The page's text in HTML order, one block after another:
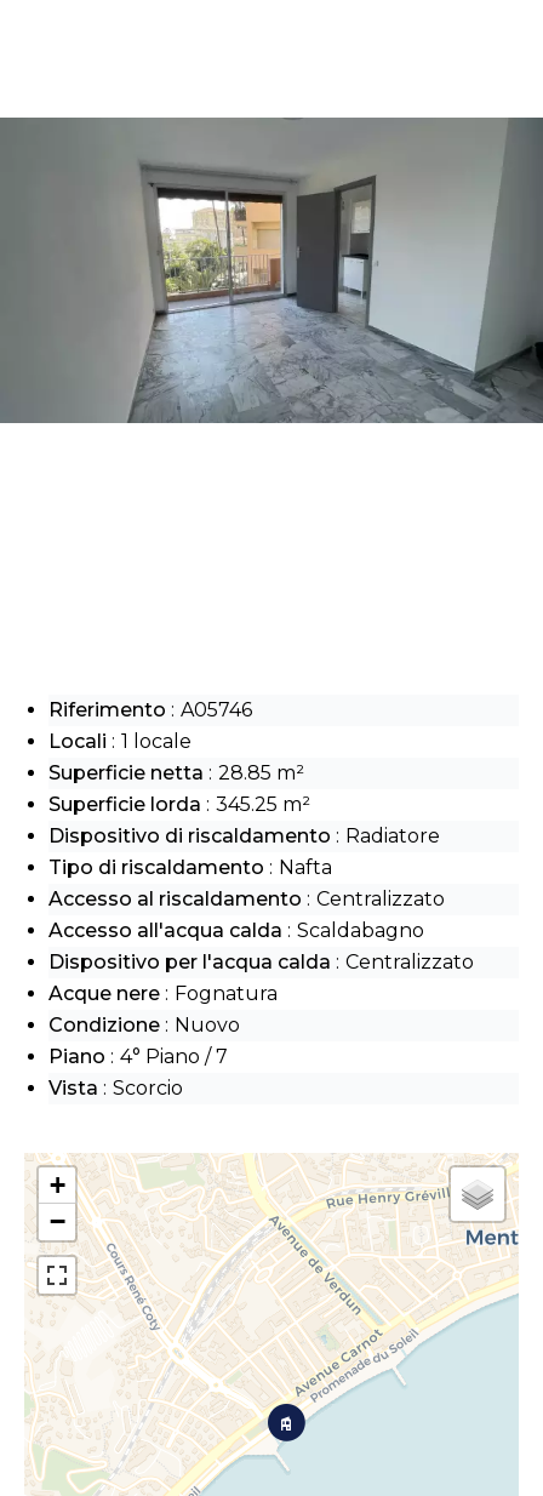
+
−
Riferimento
A05746
Locali
1 locale
Superficie netta
28.85 m²
Superficie lorda
345.25 m²
Dispositivo di riscaldamento
Radiatore
Tipo di riscaldamento
Nafta
Accesso al riscaldamento
Centralizzato
Accesso all'acqua calda
Scaldabagno
Dispositivo per l'acqua calda
Centralizzato
Acque nere
Fognatura
Condizione
Nuovo
Piano
4° Piano / 7
Vista
Scorcio